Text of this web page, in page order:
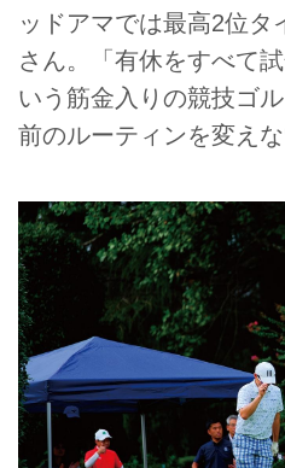
ッドアマでは最高2位タ
さん。「有休をすべて
いう筋金入りの競技ゴ
前のルーティンを変えな